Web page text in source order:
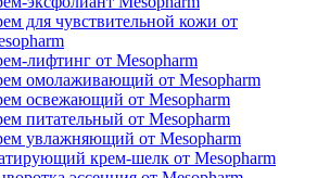
для чувствительной кожи от
лифтинг от Mesopharm
омолаживающий от Mesopharm
освежающий от Mesopharm
питательный от Mesopharm
увлажняющий от Mesopharm
крем-шелк от Mesopharm